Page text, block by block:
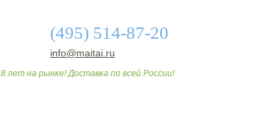
(495) 514-87-20
info@maitai.ru
8 лет на рынке! Доставка по всей России!